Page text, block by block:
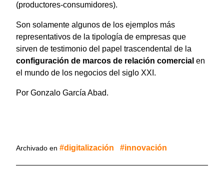
(productores-consumidores).
Son solamente algunos de los ejemplos más
representativos de la tipología de empresas que
sirven de testimonio del papel trascendental de la
configuración de marcos de relación comercial en
el mundo de los negocios del siglo XXI.
Por Gonzalo García Abad.
Archivado en digitalización innovación